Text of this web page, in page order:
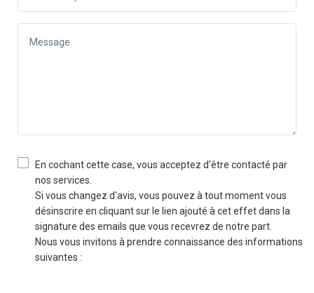
En cochant cette case, vous acceptez d'être contacté par
nos services.
Si vous changez d'avis, vous pouvez à tout moment vous
désinscrire en cliquant sur le lien ajouté à cet effet dans la
signature des emails que vous recevrez de notre part.
Nous vous invitons à prendre connaissance des informations
suivantes :